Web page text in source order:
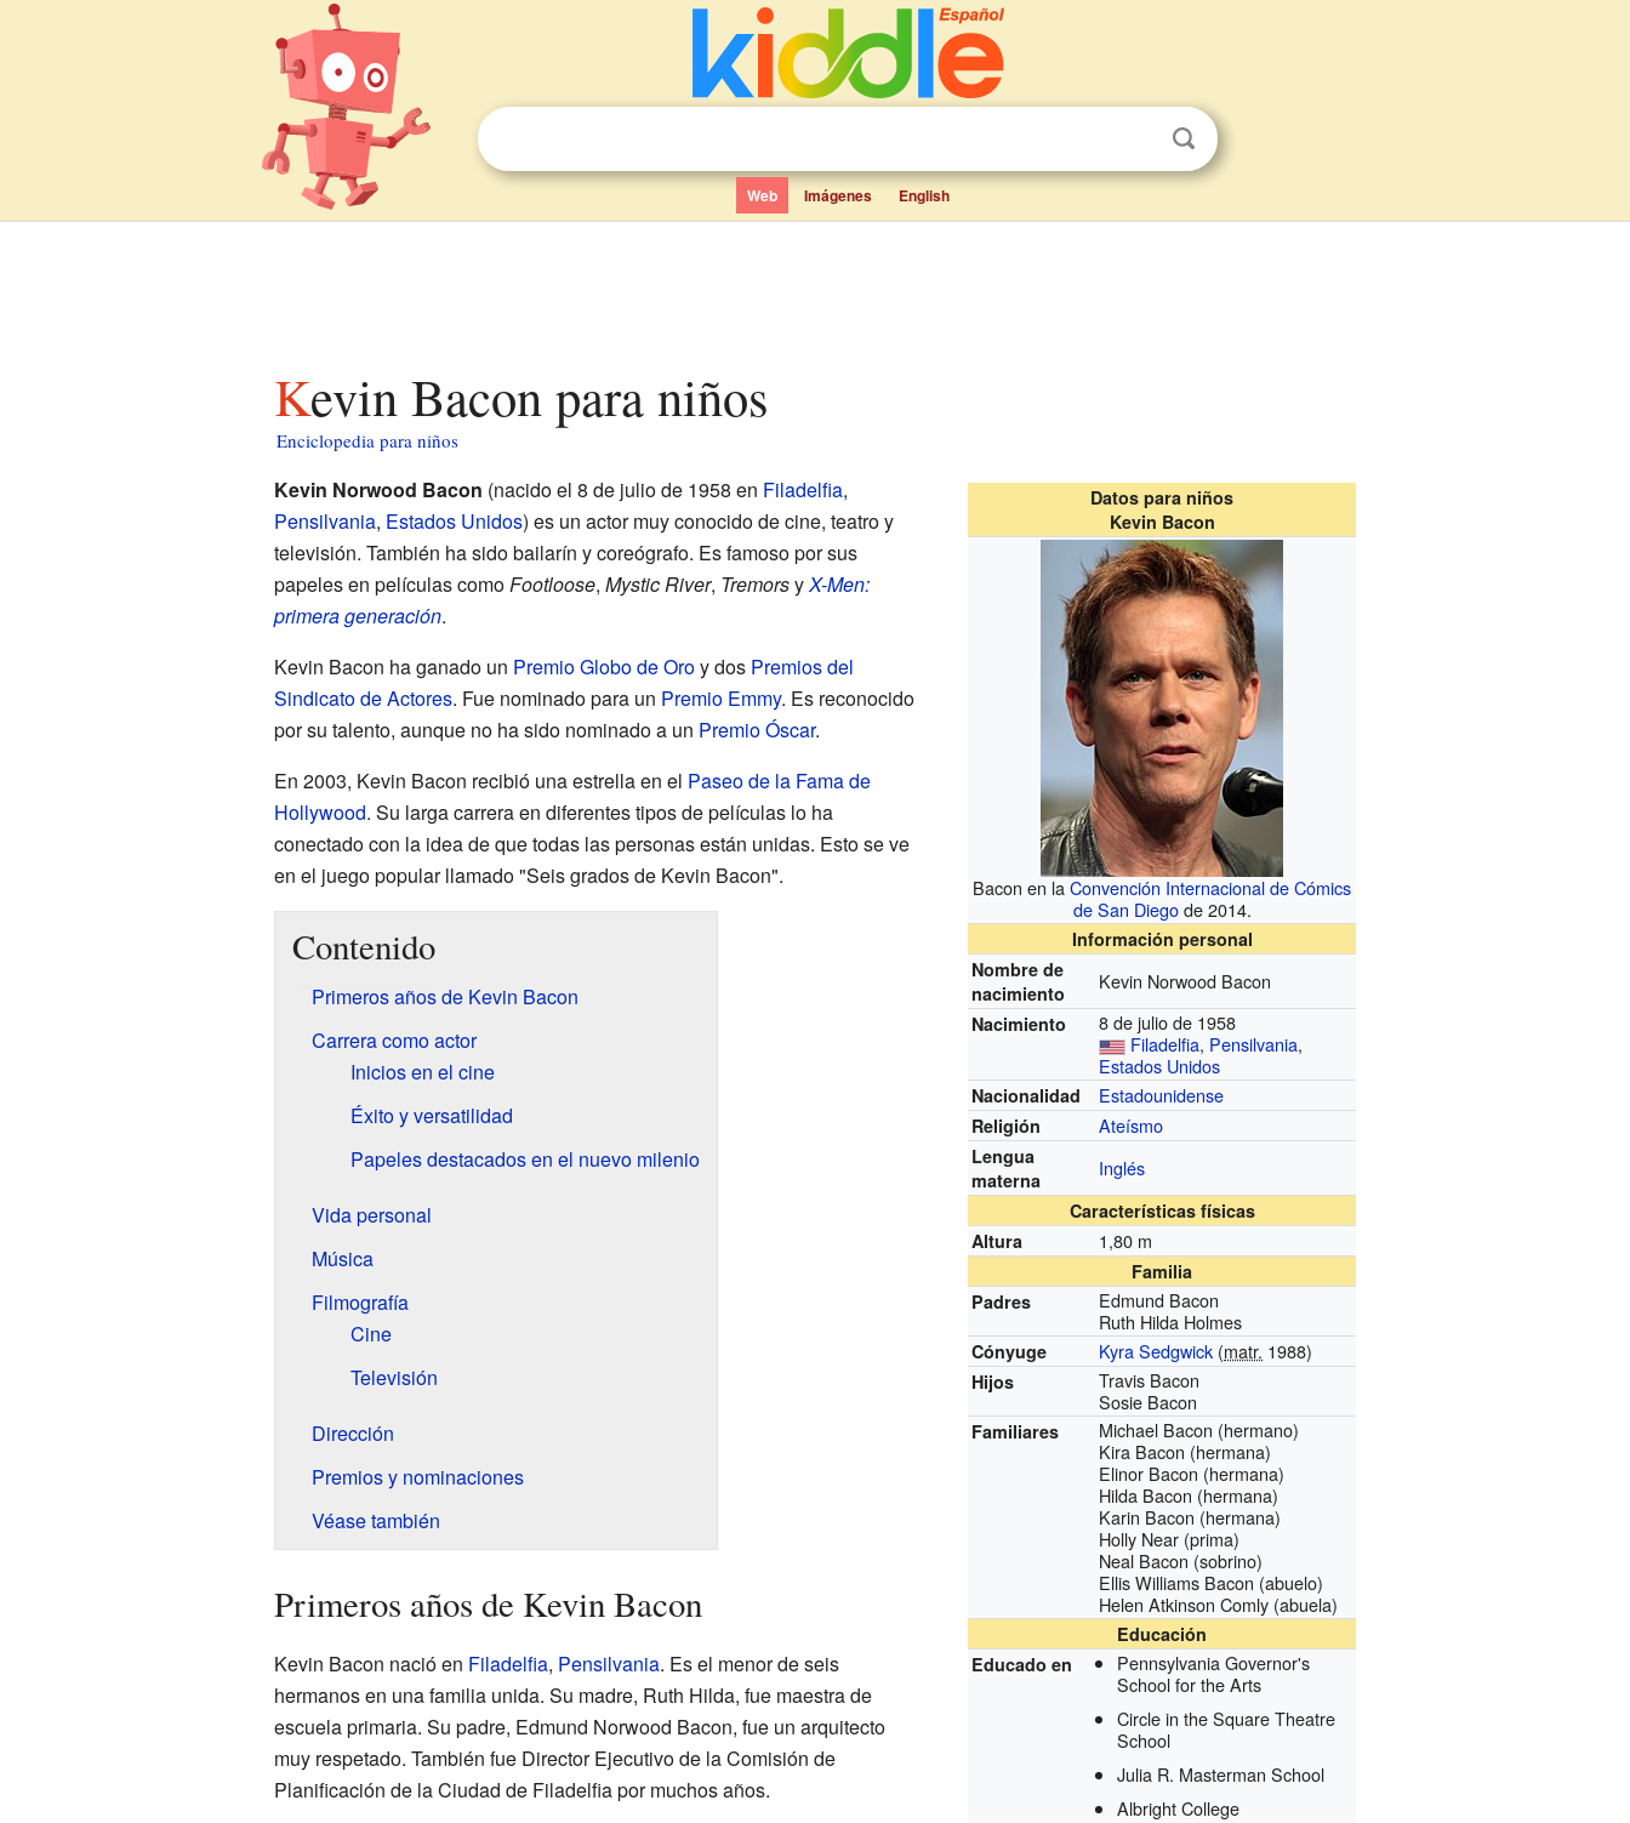
Web Imágenes English
Kevin Bacon para niños
Enciclopedia para niños
Datos para niños
Kevin Bacon
Bacon en laConvención Internacional de Cómics
de San Diegode 2014.
Información personal
Nombre de
nacimiento
Kevin Norwood Bacon
Nacimiento
8 de julio de 1958
Filadelfia, Pensilvania,
Estados Unidos
Nacionalidad Estadounidense
Religión Ateísmo
Lengua
materna
Inglés
Características físicas
Altura
1,80 m
Familia
Padres
Edmund Bacon
Ruth Hilda Holmes
Cónyuge Kyra Sedgwick (matr. 1988)
Hijos
Travis Bacon
Sosie Bacon
Familiares
Michael Bacon (hermano)
Kira Bacon (hermana)
Elinor Bacon (hermana)
Hilda Bacon (hermana)
Karin Bacon (hermana)
Holly Near (prima)
Neal Bacon (sobrino)
Ellis Williams Bacon (abuelo)
Helen Atkinson Comly (abuela)
Educación
Educado en
Pennsylvania Governor's
School for the Arts
Circle in the Square Theatre
School
Julia R. Masterman School
Albright College
Kevin Norwood Bacon (nacido el 8 de julio de 1958 en Filadelfia,
Pensilvania, Estados Unidos) es un actor muy conocido de cine, teatro y
televisión. También ha sido bailarín y coreógrafo. Es famoso por sus
papeles en películas comoFootloose, Mystic River, TremorsyX-Men:
primera generación.
Kevin Bacon ha ganado un Premio Globo de Oroy dos Premios del
Sindicato de Actores. Fue nominado para un Premio Emmy. Es reconocido
por su talento, aunque no ha sido nominado a un Premio Óscar.
En 2003, Kevin Bacon recibió una estrella en el Paseo de la Fama de
Hollywood. Su larga carrera en diferentes tipos de películas lo ha
conectado con la idea de que todas las personas están unidas. Esto se ve
en el juego popular llamado "Seis grados de Kevin Bacon".
Contenido
Primeros años de Kevin Bacon
Carrera como actor
Inicios en el cine
Éxito y versatilidad
Papeles destacados en el nuevo milenio
Vida personal
Música
Filmografía
Cine
Televisión
Dirección
Premios y nominaciones
Véase también
Primeros años de Kevin Bacon
Kevin Bacon nació en Filadelfia, Pensilvania. Es el menor de seis
hermanos en una familia unida. Su madre, Ruth Hilda, fue maestra de
escuela primaria. Su padre, Edmund Norwood Bacon, fue un arquitecto
muy respetado. También fue Director Ejecutivo de la Comisión de
Planificación de la Ciudad de Filadelfia por muchos años.